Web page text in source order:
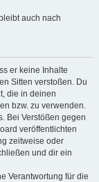
auch nach
er keine Inhalte
Sitten verstoßen. Du
die in deinen
bzw. zu verwenden.
Bei Verstößen gegen
veröffentlichten
zeitweise oder
und dir ein
Verantwortung für die